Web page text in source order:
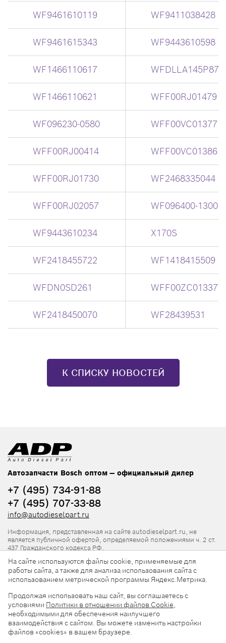
WF9461610119 WF9411038428
WF9461615343 WF9443610598
WF1466110617 WFDLLA145P870
WF1466110621 WFF00RJ01479
WF096230-0580 WFF00VC01377
WFF00RJ00414 WFF00VC01386
WFF00RJ01730 WF2468335044
WFF00RJ02057 WF096400-1300
WF9443610234 X170S
WF2418455722 WF1418415509
WFDN0SD261 WFF00ZC01337
WF2418450070 WF28439531
К СПИСКУ НОВОСТЕЙ
Автозапчасти Bosch оптом — официальный дилер
+7 (495) 734-91-88
+7 (495) 707-33-88
info@autodieselpart.ru
Информация, представленная на сайте autodieselpart.ru, не
является публичной офертой, определяемой положениями ч. 2 ст.
437 Гражданского кодекса РФ.
Нормативная документация
ADP в социальных сетях
© 2026, ООО «АвтоДизельПарт». Все права защищены.
На сайте используются файлы cookie, применяемые для
работы сайта, а также для анализа использования сайта с
использованием метрической программы Яндекс.Метрика.
Продолжая использовать наш сайт, вы соглашаетесь с
условиями Политики в отношении файлов Cookie,
необходимыми для обеспечения наилучшего
взаимодействия с сайтом. Вы можете изменить настройки
файлов «cookies» в вашем браузере.